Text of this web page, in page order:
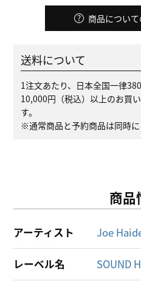
商品につい
送料について
1注文あたり、日本全国一律
10,000円（税込）以上のお買
す。
※通常商品と予約商品は同時に
商品
アーティスト Joe
レーベル名 SOUND